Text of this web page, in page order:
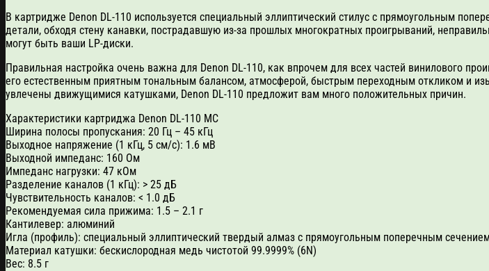
В картридже Denon DL-110 используется специальный эллиптический стилус с прямоугольным
детали, обходя стену канавки, пострадавшую из-за прошлых многократных проигрываний,
могут быть ваши LP-диски.
Правильная настройка очень важна для Denon DL-110, как впрочем для всех частей винилового
его естественным приятным тональным балансом, атмосферой, быстрым переходным откликом и
увлечены движущимися катушками, Denon DL-110 предложит вам много положительных причин.
Характеристики картриджа Denon DL-110 MC
Ширина полосы пропускания: 20 Гц – 45 кГц
Выходное напряжение (1 кГц, 5 см/с): 1.6 мВ
Выходной импеданс: 160 Ом
Импеданс нагрузки: 47 кОм
Разделение каналов (1 кГц): > 25 дБ
Чувствительность каналов: < 1.0 дБ
Рекомендуемая сила прижима: 1.5 – 2.1 г
Кантилевер: алюминий
Игла (профиль): специальный эллиптический твердый алмаз с прямоугольным поперечным
Материал катушки: бескислородная медь чистотой 99.9999% (6N)
Вес: 8.5 г